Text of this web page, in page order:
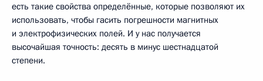
есть такие свойства определённые, которые позволяют их
использовать, чтобы гасить погрешности магнитных
и электрофизических полей. И у нас получается
высочайшая точность: десять в минус шестнадцатой
степени.